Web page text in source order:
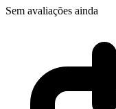
Sem avaliações ainda